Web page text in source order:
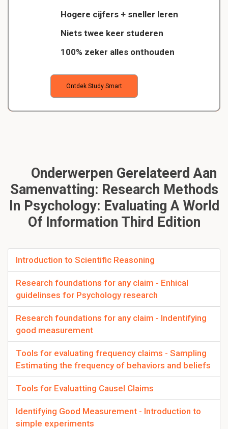
Hogere cijfers + sneller leren
Niets twee keer studeren
100% zeker alles onthouden
Ontdek Study Smart
Onderwerpen Gerelateerd Aan
Samenvatting: Research Methods
In Psychology: Evaluating A World
Of Information Third Edition
Introduction to Scientific Reasoning
Research foundations for any claim - Enhical
guidelinses for Psychology research
Research foundations for any claim - Indentifying
good measurement
Tools for evaluating frequency claims - Sampling
Estimating the frequency of behaviors and beliefs
Tools for Evaluatting Causel Claims
Identifying Good Measurement - Introduction to
simple experiments